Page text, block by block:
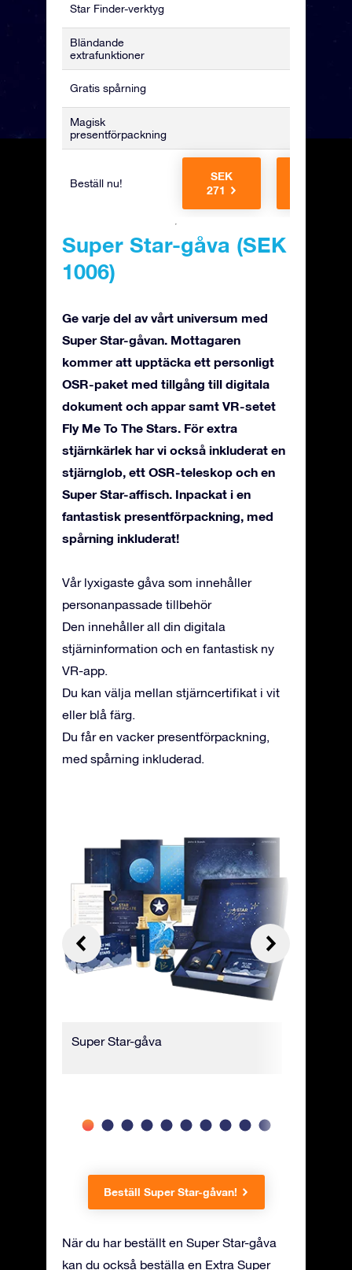
Star Finder-verktyg
Bländande
extrafunktioner
Gratis spårning
Magisk
presentförpackning
Beställ nu!
SEK
271
Super Star-gåva (SEK
1006)
Ge varje del av vårt universum med
Super Star-gåvan. Mottagaren
kommer att upptäcka ett personligt
OSR-paket med tillgång till digitala
dokument och appar samt VR-setet
Fly Me To The Stars. För extra
stjärnkärlek har vi också inkluderat en
stjärnglob, ett OSR-teleskop och en
Super Star-affisch. Inpackat i en
fantastisk presentförpackning, med
spårning inkluderat!
Vår lyxigaste gåva som innehåller
personanpassade tillbehör
Den innehåller all din digitala
stjärninformation och en fantastisk ny
VR-app.
Du kan välja mellan stjärncertifikat i vit
eller blå färg.
Du får en vacker presentförpackning,
med spårning inkluderad.
Super Star-gåva
Beställ Super Star-gåvan!
När du har beställt en Super Star-gåva
kan du också beställa en Extra Super